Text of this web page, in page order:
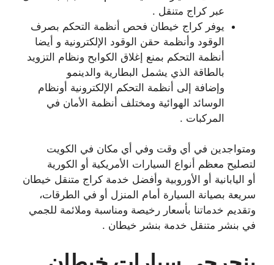
عبر كراج متنقل .
يوفر كراج خيطان فحص أنظمة التحكم بصرف
الوقود وأنظمة حقن الوقود الإلكترونية و أيضا
أنظمة التحكم بمنع إغلاق الكوابح ونظام التزويد
بالطاقة الذي يشمل البطارية والدينمو
وإضافة إلى أنظمة التحكم الإلكترونية أونظام
الوسائد الهوائية ومختلف أنظمة الأمان في
المركبات .
ومتواجدين في أي وقت وفي أي مكان في الكويت
لتصليح معظم أنواع السيارات الأمريكية أو الكورية
أو اليابانية أو الأوروبية وأفضل خدمة كراج متنقل خيطان
سريعة بصيانة السيارة أمام المنزل أو في الطرقات،
وتقديم خدماتنا بأسعار رخيصة ومناسبة وملائمة للجمي
في بنشر متنقل خدمة بنشر خيطان .